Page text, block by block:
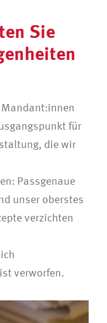
Sie
für
die wir
Passgenaue
unser oberstes
verzichten
verworfen.